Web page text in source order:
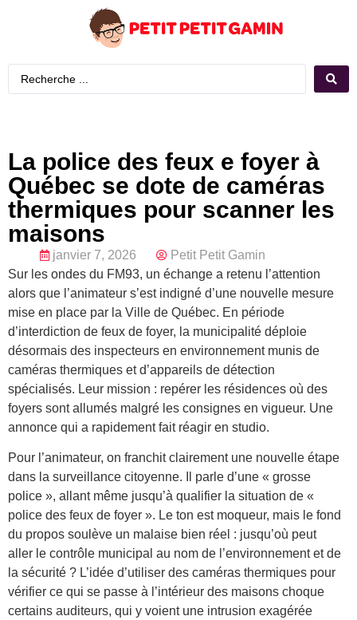
La police des feux e foyer à
Québec se dote de caméras
thermiques pour scanner les
maisons
janvier 7, 2026
Petit Petit Gamin
Sur les ondes du FM93, un échange a retenu l’attention
alors que l’animateur s’est indigné d’une nouvelle mesure
mise en place par la Ville de Québec. En période
d’interdiction de feux de foyer, la municipalité déploie
désormais des inspecteurs en environnement munis de
caméras thermiques et d’appareils de détection
spécialisés. Leur mission : repérer les résidences où des
foyers sont allumés malgré les consignes en vigueur. Une
annonce qui a rapidement fait réagir en studio.
Pour l’animateur, on franchit clairement une nouvelle étape
dans la surveillance citoyenne. Il parle d’une « grosse
police », allant même jusqu’à qualifier la situation de «
police des feux de foyer ». Le ton est moqueur, mais le fond
du propos soulève un malaise bien réel : jusqu’où peut
aller le contrôle municipal au nom de l’environnement et de
la sécurité ? L’idée d’utiliser des caméras thermiques pour
vérifier ce qui se passe à l’intérieur des maisons choque
certains auditeurs, qui y voient une intrusion exagérée